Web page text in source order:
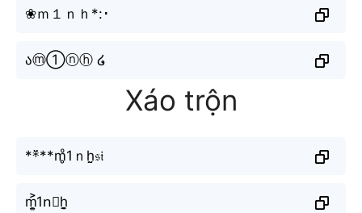
❀ｍ１ｎｈ*:･
აⓜ①ⓝⓗ ໒
Xáo trộn
**߳**m̥ͦ1ｎh̤̮𝔰𝔦
m͎͍͐1n⃟h̬̤̯